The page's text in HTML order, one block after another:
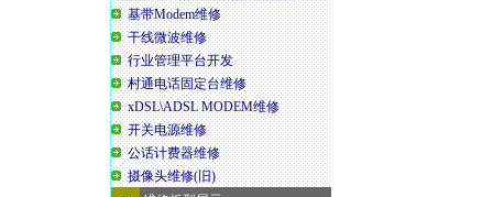
基带Modem维修
干线微波维修
行业管理平台开发
村通电话固定台维修
xDSL\ADSL MODEM维修
开关电源维修
公话计费器维修
摄像头维修(旧)